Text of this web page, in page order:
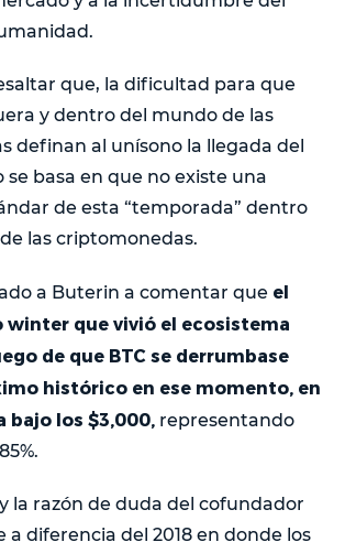
que, la dificultad para que
y dentro del mundo de las
definan al unísono la llegada del
basa en que no existe una
de esta “temporada” dentro
las criptomonedas.
a Buterin a comentar que el
que vivió el ecosistema
de que BTC se derrumbase
histórico en ese momento, en
bajo los $3,000, representando
la razón de duda del cofundador
a diferencia del 2018 en donde los